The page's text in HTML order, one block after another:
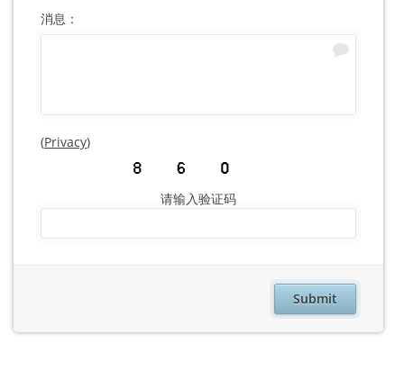
消息：
(Privacy)
请输入验证码
Submit